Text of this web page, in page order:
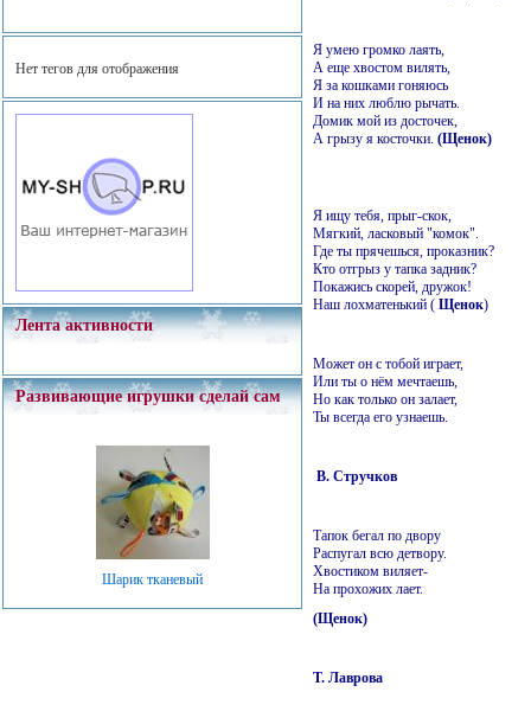
Нет тегов для отображения
Лента активности
Развивающие игрушки сделай сам
Шарик тканевый
Я умею громко лаять,
А еще хвостом вилять,
Я за кошками гоняюсь
И на них люблю рычать.
Домик мой из досточек,
А грызу я косточки. (Щенок)
Я ищу тебя, прыг-скок,
Мягкий, ласковый "комок".
Где ты прячешься, проказник?
Кто отгрыз у тапка задник?
Покажись скорей, дружок!
Наш лохматенький ( Щенок)
Может он с тобой играет,
Или ты о нём мечтаешь,
Но как только он залает,
Ты всегда его узнаешь.
В. Стручков
Тапок бегал по двору
Распугал всю детвору.
Хвостиком виляет-
На прохожих лает.
(Щенок)
Т. Лаврова